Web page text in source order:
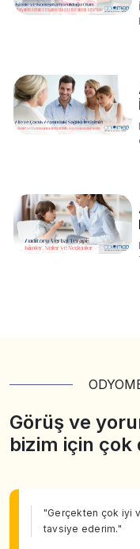
Görüş ve
bizim için
"Gerçekten çok iyi
tavsiye ederim."